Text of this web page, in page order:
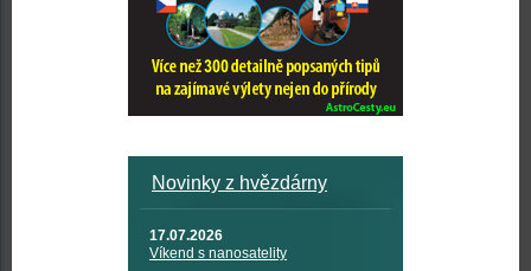
Novinky z hvězdárny
17.07.2026
Víkend s nanosatelity